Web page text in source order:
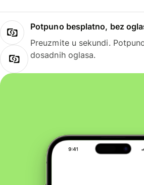
Potpuno besplatno, bez
Preuzmite u sekundi.
dosadnih oglasa.